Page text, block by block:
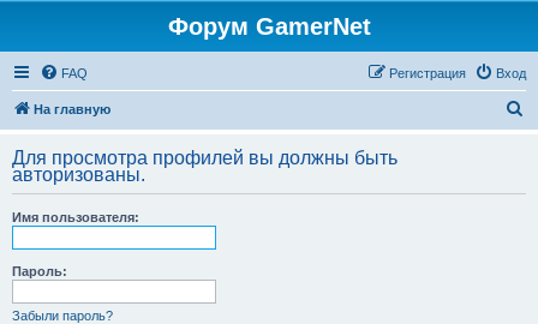
Форум GamerNet
FAQ Вход
Регистрация
На главную
с
Для просмотра профилей вы должны быть
авторизованы.
Имя пользователя:
Пароль:
Забыли пароль?